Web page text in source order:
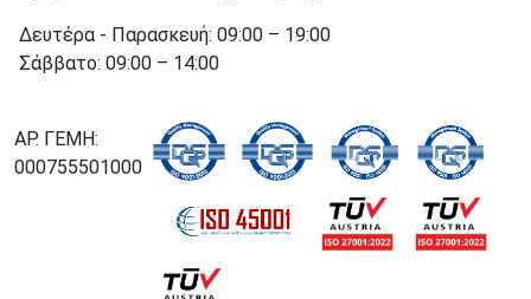
Δευτέρα - Παρασκευή: 09:00 – 19:00
Σάββατο: 09:00 – 14:00
ΑΡ. ΓΕΜΗ:
000755501000